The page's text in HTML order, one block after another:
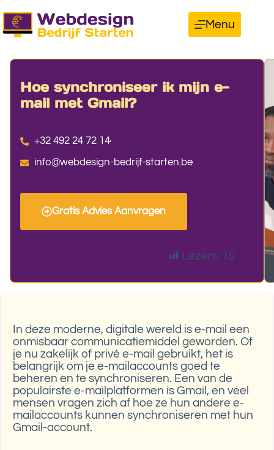
Menu
Hoe synchroniseer ik mijn e-
mail met Gmail?
+32 492 24 72 14
info@webdesign-bedrijf-starten.be
Gratis Advies Aanvragen
Lezers: 15
In deze moderne, digitale wereld is e-mail een
onmisbaar communicatiemiddel geworden. Of
je nu zakelijk of privé e-mail gebruikt, het is
belangrijk om je e-mailaccounts goed te
beheren en te synchroniseren. Een van de
populairste e-mailplatformen is Gmail, en veel
mensen vragen zich af hoe ze hun andere e-
mailaccounts kunnen synchroniseren met hun
Gmail-account.